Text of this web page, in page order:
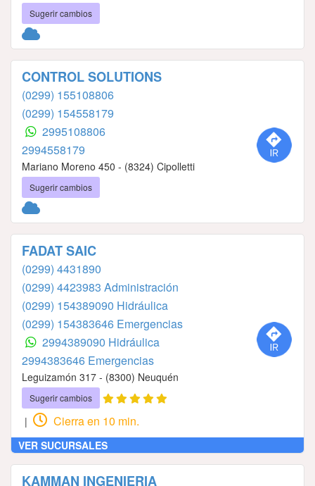
Sugerir cambios
CONTROL SOLUTIONS
(0299) 155108806
(0299) 154558179
2995108806
2994558179
Mariano Moreno 450 - (8324) Cipolletti
Sugerir cambios
FADAT SAIC
(0299) 4431890
(0299) 4423983 Administración
(0299) 154389090 Hidráulica
(0299) 154383646 Emergencias
2994389090 Hidráulica
2994383646 Emergencias
Leguizamón 317 - (8300) Neuquén
Sugerir cambios
| Cierra en 10 min.
VER SUCURSALES
KAMMAN INGENIERIA